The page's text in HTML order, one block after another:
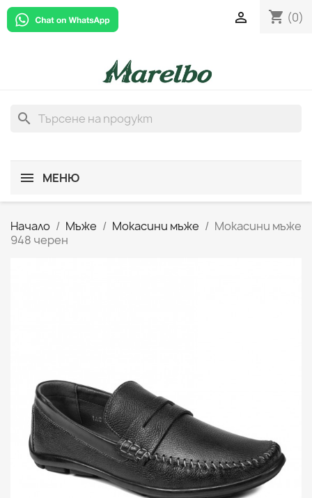
shopping_cart (0)

search
МЕНЮ
Начало Мъже Мокасини мъже
Мокасини мъже
948 черен